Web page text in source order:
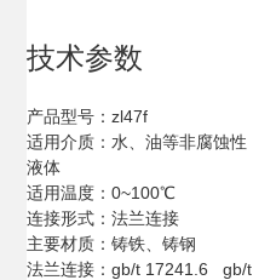
技术参数
产品型号：zl47f
适用介质：水、油等非腐蚀性
液体
适用温度：0~100℃
连接形式：法兰连接
主要材质：铸铁、铸钢
法兰连接：gb/t 17241.6 gb/t